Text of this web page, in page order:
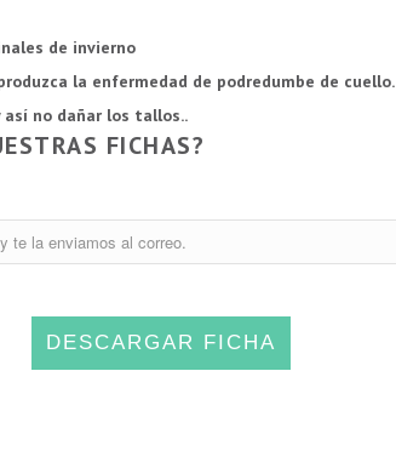
de invierno
la enfermedad de podredumbe de cuello.
no dañar los tallos..
FICHAS?